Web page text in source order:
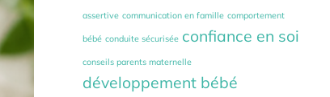
assertive communication en famille comportement
bébé conduite sécurisée confiance en soi
conseils parents maternelle
développement bébé